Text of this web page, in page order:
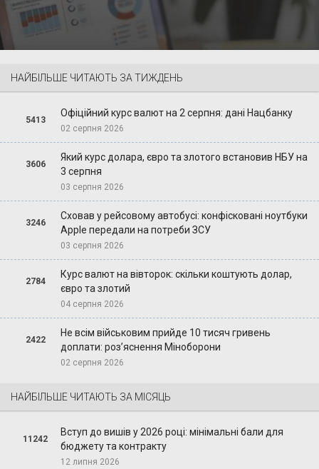
НАЙБІЛЬШЕ ЧИТАЮТЬ ЗА ТИЖДЕНЬ
5413
Офіційний курс валют на 2 серпня: дані Нацбанку
02 серпня 2026
3606
Який курс долара, євро та злотого встановив НБУ на
3 серпня
03 серпня 2026
3246
Сховав у рейсовому автобусі: конфісковані ноутбуки
Apple передали на потреби ЗСУ
03 серпня 2026
2784
Курс валют на вівторок: скільки коштують долар,
євро та злотий
04 серпня 2026
2422
Не всім військовим прийде 10 тисяч гривень
доплати: роз’яснення Міноборони
02 серпня 2026
НАЙБІЛЬШЕ ЧИТАЮТЬ ЗА МІСЯЦЬ
11242
Вступ до вишів у 2026 році: мінімальні бали для
бюджету та контракту
12 липня 2026